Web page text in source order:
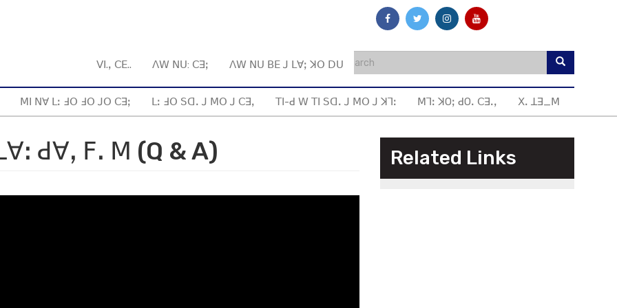
ꓦꓲ.ꓹ ꓚꓰ.. ꓥꓪ ꓠꓴ: ꓚꓱꓼ ꓥꓪ ꓠꓴ ꓐꓰ ꓙ ꓡꓯꓼ ꓘꓳ ꓓꓴ
ꓟꓲ ꓠꓯ ꓡꓽ ꓞꓳ ꓞꓳ ꓙꓳ ꓚꓱꓼ ꓡꓽ ꓞꓳ ꓢꓷꓸ ꓙ ꓟꓳ ꓙ ꓚꓱꓹ ꓔꓲ-ꓒ ꓪ ꓔꓲ ꓢꓷꓸ ꓙ ꓟꓳ ꓙ ꓘꓶꓽ ꓟꓶꓽ ꓘOꓼ ꓒOꓸ ꓚꓱꓸꓹ ꓫꓸ ꓕꓱ_ꓟ
ꓒꓯꓹ ꓝꓸ ꓟ (Q & A) Related Links